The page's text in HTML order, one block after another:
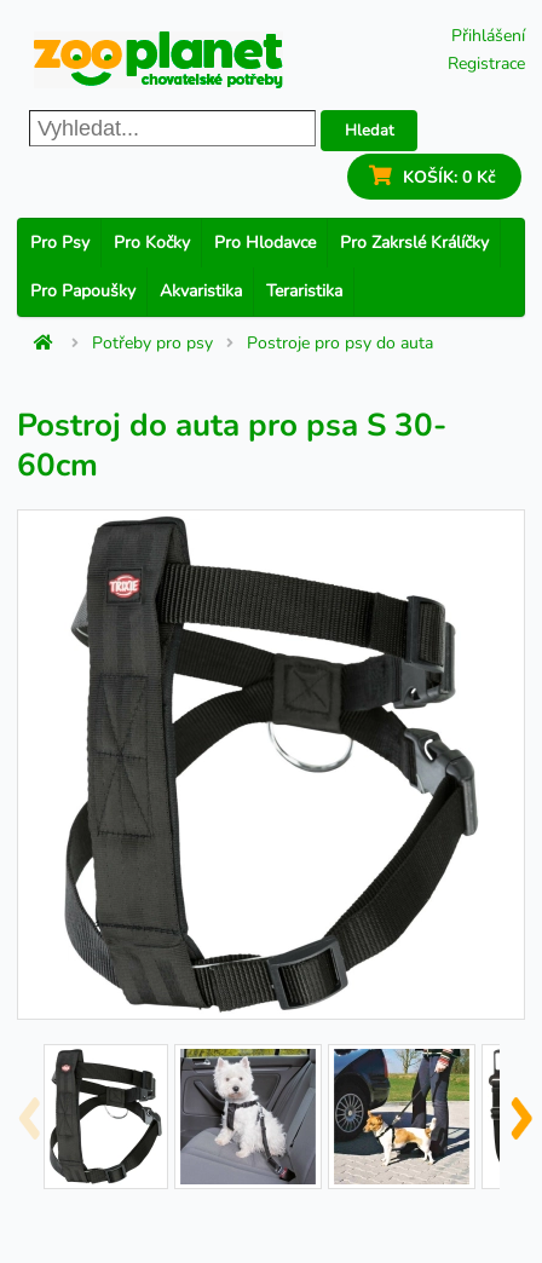
Přihlášení
Registrace
Hledat
KOŠÍK: 0 Kč
Pro Psy Pro Kočky Pro Hlodavce Pro Zakrslé Králíčky
Pro Papoušky Akvaristika Teraristika
Potřeby pro psy Postroje pro psy do auta
Postroj do auta pro psa S 30-
60cm